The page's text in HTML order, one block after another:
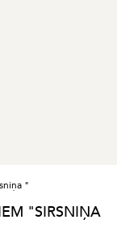
"
"SIRSNIŅA